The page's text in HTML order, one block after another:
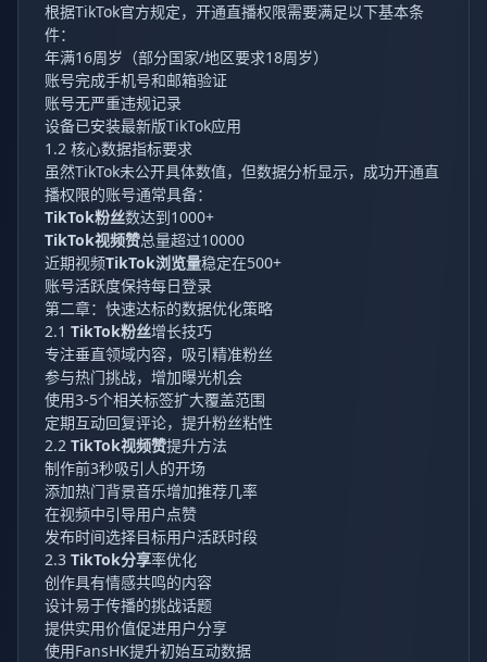
根据TikTok官方规定，开通直播权限需要满足以下基本条
件：
年满16周岁（部分国家/地区要求18周岁）
账号完成手机号和邮箱验证
账号无严重违规记录
设备已安装最新版TikTok应用
1.2 核心数据指标要求
虽然TikTok未公开具体数值，但数据分析显示，成功开通直
播权限的账号通常具备：
TikTok粉丝数达到1000+
TikTok视频赞总量超过10000
近期视频TikTok浏览量稳定在500+
账号活跃度保持每日登录
第二章：快速达标的数据优化策略
2.1 TikTok粉丝增长技巧
专注垂直领域内容，吸引精准粉丝
参与热门挑战，增加曝光机会
使用3-5个相关标签扩大覆盖范围
定期互动回复评论，提升粉丝粘性
2.2 TikTok视频赞提升方法
制作前3秒吸引人的开场
添加热门背景音乐增加推荐几率
在视频中引导用户点赞
发布时间选择目标用户活跃时段
2.3 TikTok分享率优化
创作具有情感共鸣的内容
设计易于传播的挑战话题
提供实用价值促进用户分享
使用FansHK提升初始互动数据